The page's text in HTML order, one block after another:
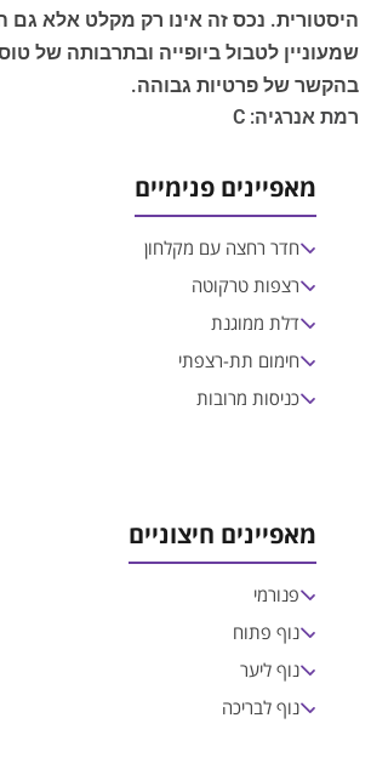
היסטורית. נכס זה אינו רק מקלט אלא גם
בהקשר של פרטיות גבוהה.
רמת אנרגיה: C
מאפיינים פנימיים
חדר רחצה עם מקלחון
רצפות טרקוטה
דלת ממוגנת
חימום תת-רצפתי
כניסות מרובות
מאפיינים חיצוניים
פנורמי
נוף פתוח
נוף ליער
נוף לבריכה